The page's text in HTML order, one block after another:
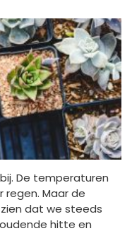
De temperaturen
regen. Maar de
dat we steeds
hitte en